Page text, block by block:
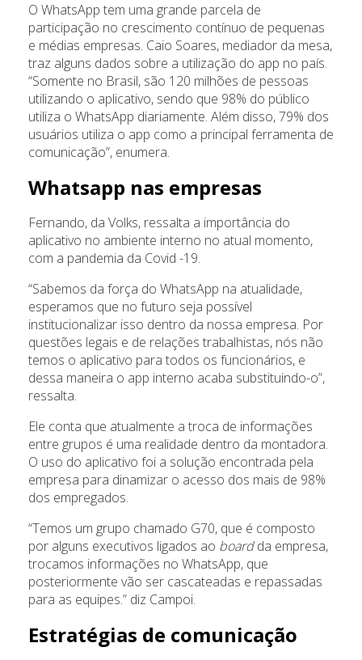
O WhatsApp tem uma grande parcela de
participação no crescimento contínuo de pequenas
e médias empresas. Caio Soares, mediador da mesa,
traz alguns dados sobre a utilização do app no país.
“Somente no Brasil, são 120 milhões de pessoas
utilizando o aplicativo, sendo que 98% do público
utiliza o WhatsApp diariamente. Além disso, 79% dos
usuários utiliza o app como a principal ferramenta de
comunicação”, enumera.
Whatsapp nas empresas
Fernando, da Volks, ressalta a importância do
aplicativo no ambiente interno no atual momento,
com a pandemia da Covid -19.
“Sabemos da força do WhatsApp na atualidade,
esperamos que no futuro seja possível
institucionalizar isso dentro da nossa empresa. Por
questões legais e de relações trabalhistas, nós não
temos o aplicativo para todos os funcionários, e
dessa maneira o app interno acaba substituindo-o”,
ressalta.
Ele conta que atualmente a troca de informações
entre grupos é uma realidade dentro da montadora.
O uso do aplicativo foi a solução encontrada pela
empresa para dinamizar o acesso dos mais de 98%
dos empregados.
“Temos um grupo chamado G70, que é composto
por alguns executivos ligados ao boardda empresa,
trocamos informações no WhatsApp, que
posteriormente vão ser cascateadas e repassadas
para as equipes.” diz Campoi.
Estratégias de comunicação